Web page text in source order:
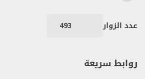
عدد الزوار 493
روابط سريعة